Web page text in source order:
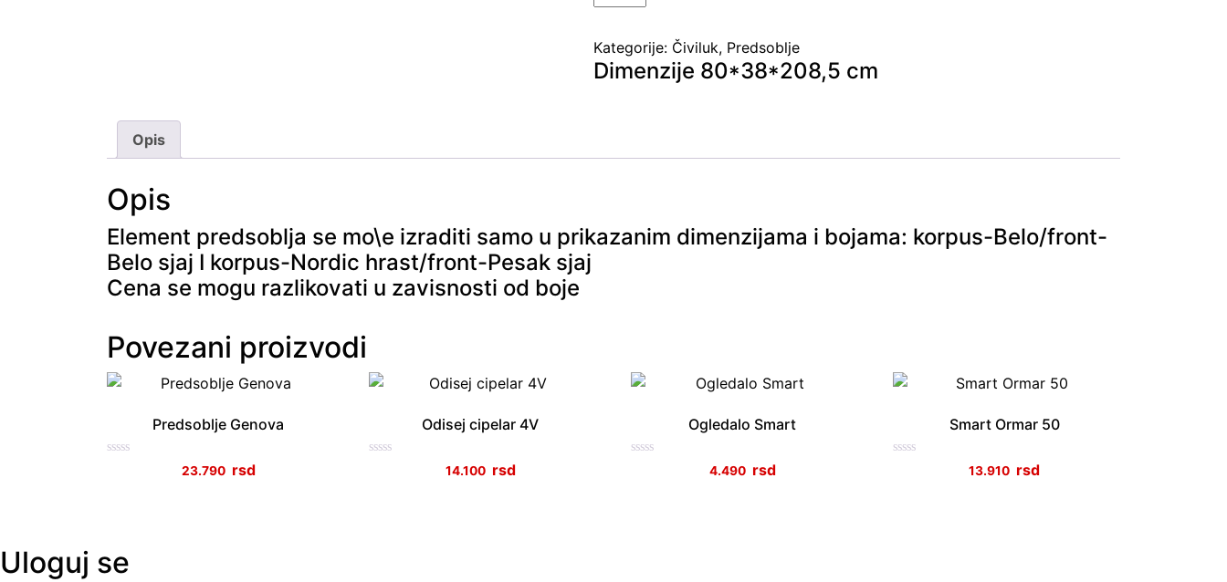
40
količina
Kategorije: Čiviluk, Predsoblje
Dimenzije 80*38*208,5 cm
Opis
Opis
Element predsoblja se mo\e izraditi samo u prikazanim dimenzijama i bojama: korpus-Belo/front-
Belo sjaj I korpus-Nordic hrast/front-Pesak sjaj
Cena se mogu razlikovati u zavisnosti od boje
Povezani proizvodi
Predsoblje Genova
23.790
Odisej cipelar 4V
14.100
Ogledalo Smart
4.490
Smart Ormar 50
13.910
Uloguj se